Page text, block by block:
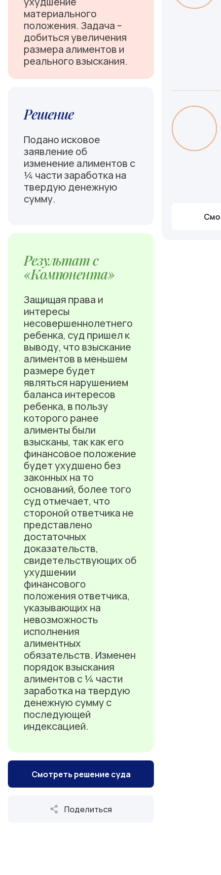
материального
положения. Задача –
добиться увеличения
размера алиментов и
реального взыскания.
Решение
Подано исковое
заявление об
изменение алиментов с
¼ части заработка на
твердую денежную
сумму.
Результат с
«Компонента»
Защищая права и
интересы
несовершеннолетнего
ребенка, суд пришел к
выводу, что взыскание
алиментов в меньшем
размере будет
являться нарушением
баланса интересов
ребенка, в пользу
которого ранее
алименты были
взысканы, так как его
финансовое положение
будет ухудшено без
законных на то
оснований, более того
суд отмечает, что
стороной ответчика не
представлено
достаточных
доказательств,
свидетельствующих об
ухудшении
финансового
положения ответчика,
указывающих на
невозможность
исполнения
алиментных
обязательств. Изменен
порядок взыскания
алиментов с ¼ части
заработка на твердую
денежную сумму с
последующей
индексацией.
Смотреть решение суда
Поделиться